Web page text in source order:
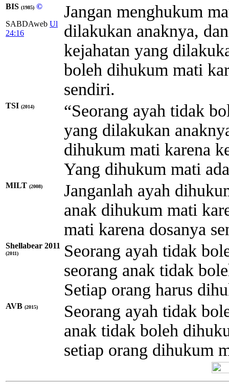
BIS (1985) ©
SABDAweb Ul
24:16
Jangan menghukum
dilakukan anaknya,
kejahatan yang
boleh dihukum mati
sendiri.
TSI (2014)
“Seorang ayah tidak
yang dilakukan
dihukum mati karena
Yang dihukum mati
MILT (2008)
Janganlah ayah
anak dihukum mati
mati karena dosanya
Shellabear 2011
(2011)
Seorang ayah tidak
seorang anak tidak
Setiap orang harus
AVB (2015)
Seorang ayah tidak
anak tidak boleh
setiap orang dihukum